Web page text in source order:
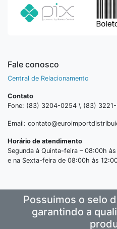
Fale conosco
Central de Relacionamento
Contato
Fone: (83) 3204-0254 \ (83)
Email:
Horário de atendimento
Segunda à Quinta-feira – 08:00h
e na Sexta-feira de 08:00h às
Possuimos o selo
garantindo a